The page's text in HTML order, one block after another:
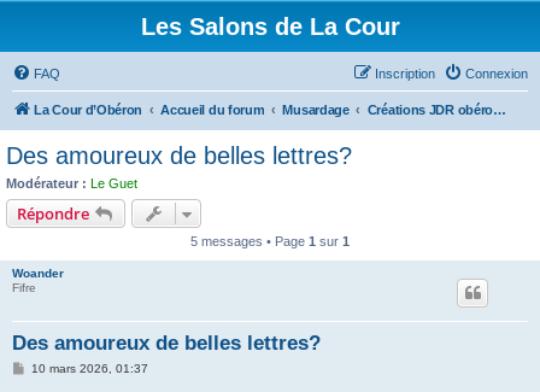
Les Salons de La Cour
FAQ Connexion
Inscription
La Cour d’Obéron Accueil du forum Musardage Créations JDR obéronnistes
Des amoureux de belles lettres?
Modérateur : Le Guet
Répondre
5 messages • Page 1 sur 1
Woander
Fifre
Des amoureux de belles lettres?
M10 mars 2026, 01:37